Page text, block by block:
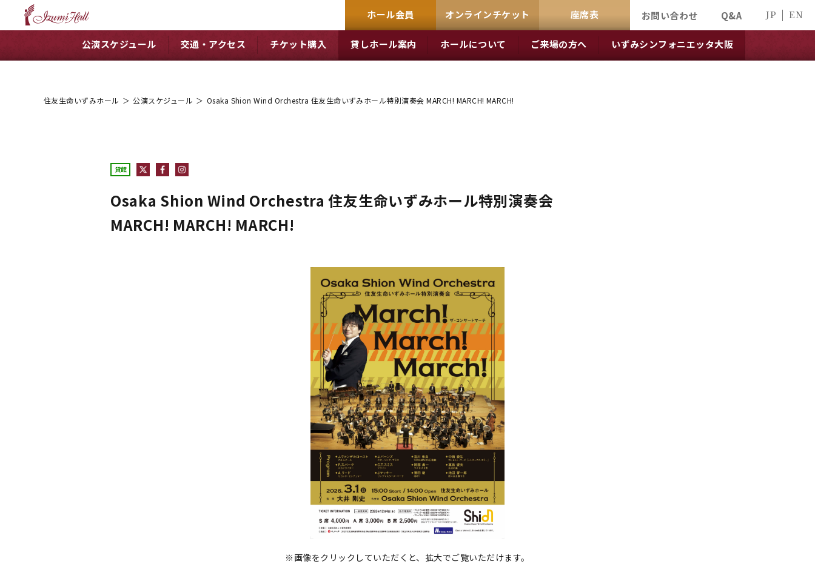
ホール会員 オンラインチケット 座席表 お問い合わせ Q&A JP EN
公演スケジュール 交通・アクセス チケット購入 貸しホール案内 ホールについて ご来場の方へ いずみシンフォニエッタ大阪
住友生命いずみホール ＞ 公演スケジュール ＞ Osaka Shion Wind Orchestra 住友生命いずみホール特別演奏会 MARCH! MARCH! MARCH!
貸館
Osaka Shion Wind Orchestra 住友生命いずみホール特別演奏会
MARCH! MARCH! MARCH!
※画像をクリックしていただくと、拡大でご覧いただけます。